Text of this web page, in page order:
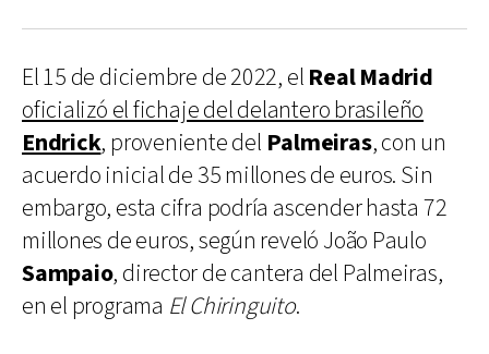
El 15 de diciembre de 2022, el Real Madrid
oficializó el fichaje del delantero brasileño
Endrick, proveniente del Palmeiras, con un
acuerdo inicial de 35 millones de euros. Sin
embargo, esta cifra podría ascender hasta 72
millones de euros, según reveló João Paulo
Sampaio, director de cantera del Palmeiras,
en el programa El Chiringuito.